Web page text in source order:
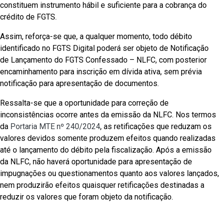
constituem instrumento hábil e suficiente para a cobrança do
crédito de FGTS.
Assim, reforça-se que, a qualquer momento, todo débito
identificado no FGTS Digital poderá ser objeto de Notificação
de Lançamento do FGTS Confessado – NLFC, com posterior
encaminhamento para inscrição em dívida ativa, sem prévia
notificação para apresentação de documentos.
Ressalta-se que a oportunidade para correção de
inconsistências ocorre antes da emissão da NLFC. Nos termos
da Portaria MTE nº 240/2024, as retificações que reduzam os
valores devidos somente produzem efeitos quando realizadas
até o lançamento do débito pela fiscalização. Após a emissão
da NLFC, não haverá oportunidade para apresentação de
impugnações ou questionamentos quanto aos valores lançados,
nem produzirão efeitos quaisquer retificações destinadas a
reduzir os valores que foram objeto da notificação.